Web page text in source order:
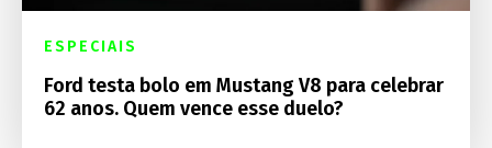
ESPECIAIS
Ford testa bolo em Mustang V8 para celebrar
62 anos. Quem vence esse duelo?